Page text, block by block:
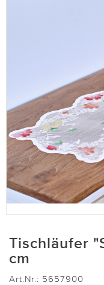
Tischläufer
cm
Art.Nr.: 5657900